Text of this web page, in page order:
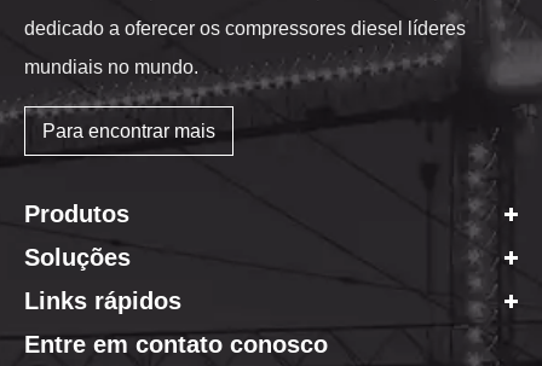
dedicado a oferecer os compressores diesel líderes
mundiais no mundo.
Para encontrar mais
Produtos
Soluções
Links rápidos
Entre em contato conosco